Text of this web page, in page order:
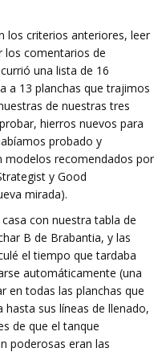
los criterios anteriores, leer
los comentarios de
una lista de 16
a 13 planchas que trajimos
de nuestras tres
hierros nuevos para
probado y
modelos recomendados por
y Good
mirada).
con nuestra tabla de
B de Brabantia, y las
el tiempo que tardaba
automáticamente (una
en todas las planchas que
sus líneas de llenado,
de que el tanque
poderosas eran las